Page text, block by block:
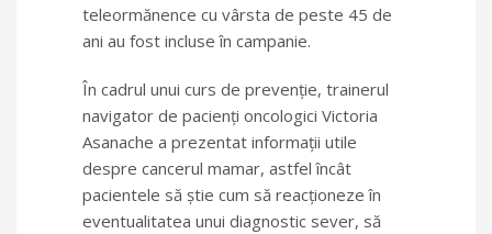
teleormănence cu vârsta de peste 45 de
ani au fost incluse în campanie.
În cadrul unui curs de prevenţie, trainerul
navigator de pacienţi oncologici Victoria
Asanache a prezentat informaţii utile
despre cancerul mamar, astfel încât
pacientele să ştie cum să reacţioneze în
eventualitatea unui diagnostic sever, să